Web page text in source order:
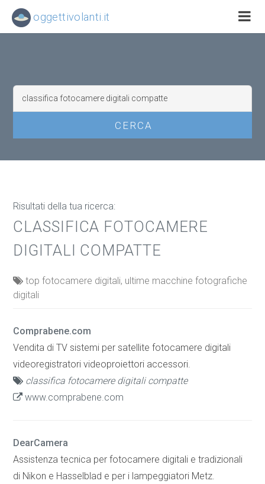
Risultati della tua ricerca:
CLASSIFICA FOTOCAMERE
DIGITALI COMPATTE
top fotocamere digitali, ultime macchine fotografiche
digitali
Comprabene.com
Vendita di TV sistemi per satellite fotocamere digitali
videoregistratori videoproiettori accessori.
classifica fotocamere digitali compatte
www.comprabene.com
DearCamera
Assistenza tecnica per fotocamere digitali e tradizionali
di Nikon e Hasselblad e per i lampeggiatori Metz.
oggettivolanti.it